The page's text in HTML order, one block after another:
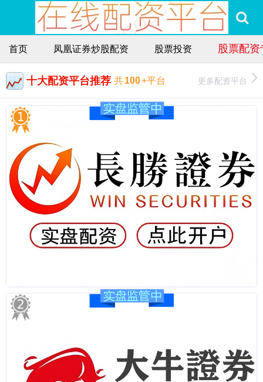
首页 凤凰证券炒股配资 股票投资 股票配
十大配资平台推荐 共100+平台 更多配资平台